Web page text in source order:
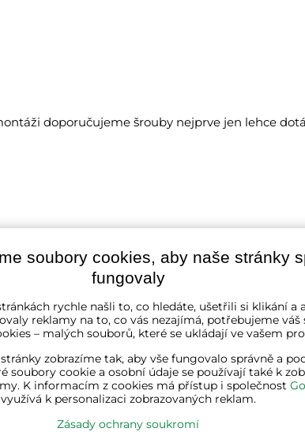
doporučujeme šrouby nejprve jen lehce
kolem domu, na zahradě nebo na cestách –
soubory cookies, aby naše stránky
fungovaly
rychle našli to, co hledáte, ušetřili si klikání a
reklamy na to, co vás nezajímá, potřebujeme váš
– malých souborů, které se ukládají ve vašem
zobrazíme tak, aby vše fungovalo správně a
soubory cookie a osobní údaje se používají také k
K informacím z cookies má přístup i společnost
využívá k personalizaci zobrazovaných reklam.
Zásady ochrany soukromí